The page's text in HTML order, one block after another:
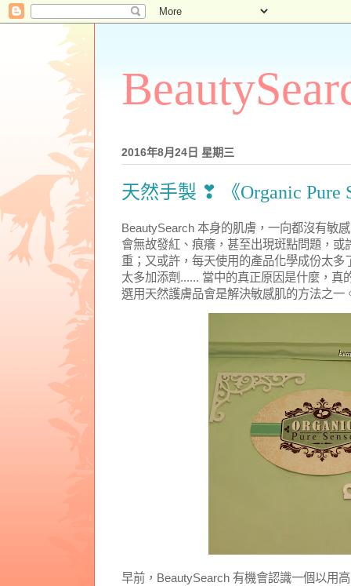
2016年8月24日 星期三
天然手製 ❣ 《Organic Pure
BeautySearch 本身的肌膚，一向都沒有敏
會無故發紅、痕癢，甚至出現斑點問題，
重；又或許，每天使用的產品化學成份太
太多加添劑...... 當中的真正原因是什麼，真
選用天然護膚品會是解決敏感肌的方法之一
早前，BeautySearch 有機會認識一個以用